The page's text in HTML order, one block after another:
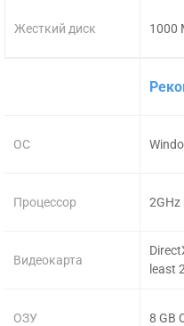
Жесткий диск 1000
ОС
Процессор
Видеокарта
ОЗУ
least
8 GB